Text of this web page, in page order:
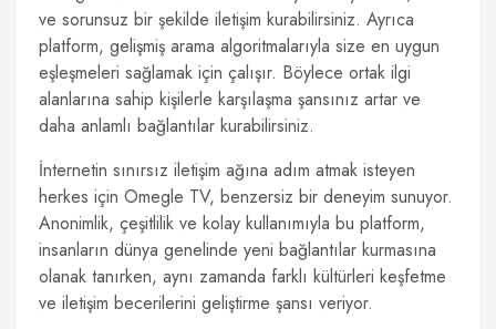
ve sorunsuz bir şekilde iletişim kurabilirsiniz. Ayrıca
platform, gelişmiş arama algoritmalarıyla size en uygun
eşleşmeleri sağlamak için çalışır. Böylece ortak ilgi
alanlarına sahip kişilerle karşılaşma şansınız artar ve
daha anlamlı bağlantılar kurabilirsiniz.
İnternetin sınırsız iletişim ağına adım atmak isteyen
herkes için Omegle TV, benzersiz bir deneyim sunuyor.
Anonimlik, çeşitlilik ve kolay kullanımıyla bu platform,
insanların dünya genelinde yeni bağlantılar kurmasına
olanak tanırken, aynı zamanda farklı kültürleri keşfetme
ve iletişim becerilerini geliştirme şansı veriyor.